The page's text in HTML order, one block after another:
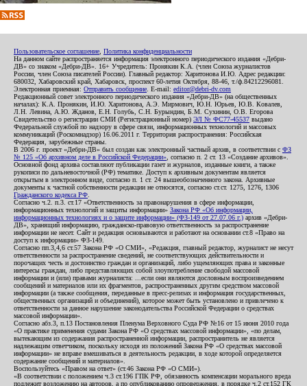
Пользовательское соглашение Политика конфиденциальности
На данном сайте распространяется информация электронного периодического издания «Дебри-
ДВ» со знаком «Дебри-ДВ». 16+ Учредитель: Пронякин К.А. (член Союза журналистов
России, член Союза писателей России). Главный редактор: Харитонова И.Ю. Адрес редакции:
680032, Хабаровский край, Хабаровск, проспект 60-летия Октября, 88-46, т./ф.84212296081.
Электронная приемная: Отправить сообщение . E-mail: editor@debri-dv.com
Редакционный совет электронного периодического издания «Дебри-ДВ» (на общественных
началах): К.А. Пронякин, И.Ю. Харитонова, А.Э. Мирмович, Ю.Н. Юрьев, Ю.В. Ковалев,
Л.Н. Левина, А.Ю. Жданов, Е.Н. Голубь, С.Н. Бурындин, Б.М. Сухинин, О.В. Егорова
Свидетельство о регистрации СМИ (Регистрационный номер) ЭЛ № ФС77-45537 выдано
Федеральной службой по надзору в сфере связи, информационных технологий и массовых
коммуникаций (Роскомнадзор) 16.06.2011 г. Территория распространения: Российская
Федерация, зарубежные страны.
В 2006 г. проект «Дебри-ДВ» был создан как электронный частный архив, в соответствии с ФЗ
№ 125 «Об архивном деле в Российской Федерации» , согласно п. 2 ст. 13 «Создание архивов».
Основной фонд архива составляют публикации газет и журналов, изданные книги, а также
рукописи по дальневосточной (РФ) тематике. Доступ к архивным документам является
открытым в электронном виде, согласно п. 1 ст. 24 вышеобозначенного закона. Архивные
документы к частной собственности редакции не относятся, согласно ст.ст. 1275, 1276, 1306
Гражданского кодекса РФ
Согласно ч.2. п.3. ст.17 «Ответственность за правонарушения в сфере информации,
информационных технологий и защиты информации» Закона РФ «Об информации,
информационных технологиях и о защите информации» (ФЗ-149 от 27.07.06 г.) архив «Дебри-
ДВ», хранящий информацию, гражданско-правовую ответственность за распространение
информации не несет. Сайт и редакция основываются и работают на основании ст.8 «Право на
доступ к информации» ФЗ-149.
Согласно пп.3,4,6 ст.57 Закона РФ «О СМИ», «Редакция, главный редактор, журналист не несут
ответственности за распространение сведений, не соответствующих действительности и
порочащих честь и достоинство граждан и организаций, либо ущемляющих права и законные
интересы граждан, либо представляющих собой злоупотребление свободой массовой
информации и (или) правами журналиста: ...если они являются дословным воспроизведением
сообщений и материалов или их фрагментов, распространенных другим средством массовой
информации (а также сообщения, переданные в пресс-релизах и информация государственных,
общественных организаций и объединений), которое может быть установлено и привлечено к
ответственности за данное нарушение законодательства Российской Федерации о средствах
массовой информации».
Согласно абз.3, п.13 Постановления Пленума Верховного Суда РФ №16 от 15 июня 2010 года
«О практике применения судами Закона РФ «О средствах массовой информации», «по делам,
вытекающим из содержания распространенной информации, распространитель не является
надлежащим ответчиком, поскольку исходя из положений Закона РФ «О средствах массовой
информации» не вправе вмешиваться в деятельность редакции, в ходе которой определяется
содержание сообщений и материалов».
Воспользуйтесь «Правом на ответ» (ст.46 Закона РФ «О СМИ»).
«В соответствии с положением ч.3 ст.196 ГПК РФ, обязанность компенсации морального вреда
подлежит возложению на авторов, а по опубликованию опровержения, в порядке ч.2 ст.152 ГК